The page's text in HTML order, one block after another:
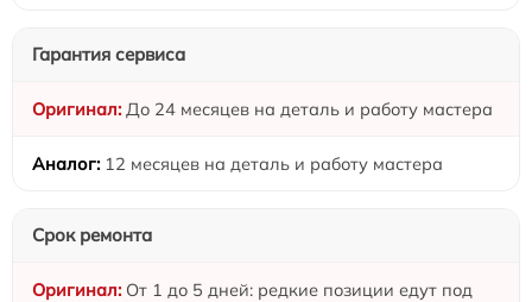
Гарантия сервиса
До 24 месяцев на деталь и работу мастера
12 месяцев на деталь и работу мастера
Срок ремонта
От 1 до 5 дней: редкие позиции едут под